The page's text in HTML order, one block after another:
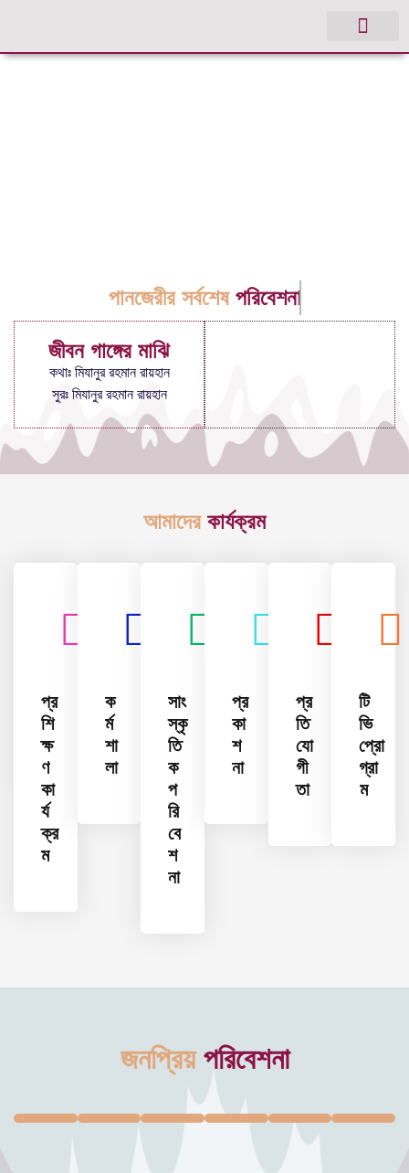
পানজেরীর সর্বশেষ পরিবেশনা
জীবন গাঙ্গের মাঝি
কথাঃ মিযানুর রহমান রায়হান
সুরঃ মিযানুর রহমান রায়হান
আমাদের কার্যক্রম
প্র
শি
ক্ষ
ণ
কা
র্য
ক্র
ম
ক
র্ম
শা
লা
সাং
স্কৃ
তি
ক
প
রি
বে
শ
না
প্র
কা
শ
না
প্র
তি
যো
গী
তা
টি
ভি
প্রো
গ্রা
ম
জনপ্রিয় পরিবেশনা